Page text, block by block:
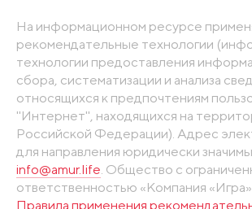
На информационном ресурсе
рекомендательные технологии
технологии предоставления
сбора, систематизации и анализа
относящихся к предпочтениям
"Интернет", находящихся на
Российской Федерации). Адрес
для направления юридически
info@amur.life. Общество с
ответственностью «Компания
Правила применения